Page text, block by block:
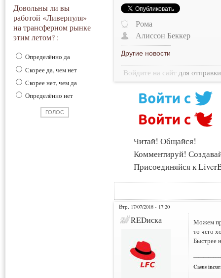
Довольны ли вы
работой «Ливерпуля»
на трансферном рынке
этим летом? :
Определённо да
Скорее да, чем нет
Скорее нет, чем да
Определённо нет
Рома
Алиссон Беккер
Другие новости
Войдите на сайт для
Читай! Общайся!
Комментируй!
Присоединяйся к
Втр, 17/07/2018 - 17:20
REDиска
Можем
то чего
Быстрее
Casus